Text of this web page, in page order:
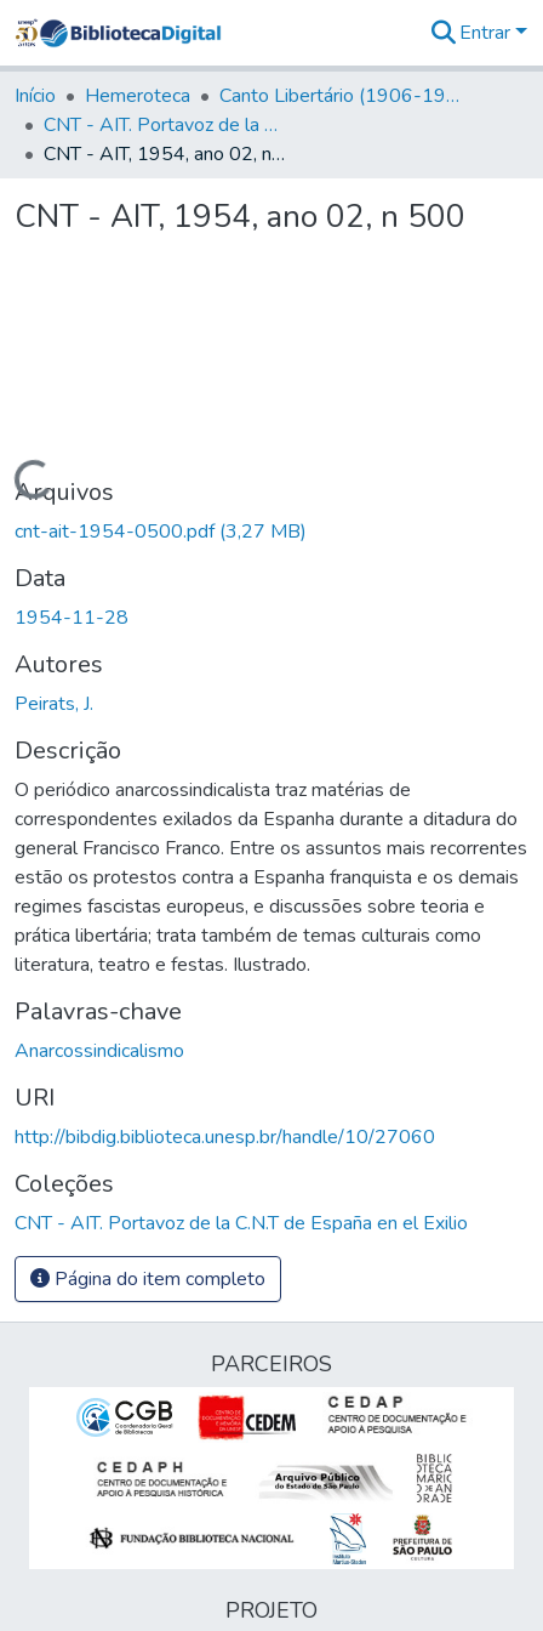
&
Coleções
Tudo na
Biblioteca
Estatísticas
Entrar
Início Hemeroteca
Canto Libertário (1906-1995)
CNT - AIT. Portavoz de la C.N.T de España en el Exilio
CNT - AIT, 1954, ano 02, n 500
CNT - AIT, 1954, ano 02, n 500
Carregando...
Arquivos
cnt-ait-1954-0500.pdf(3,27 MB)
Data
1954-11-28
Autores
Peirats, J.
Descrição
O periódico anarcossindicalista traz matérias de
correspondentes exilados da Espanha durante a ditadura do
general Francisco Franco. Entre os assuntos mais recorrentes
estão os protestos contra a Espanha franquista e os demais
regimes fascistas europeus, e discussões sobre teoria e
prática libertária; trata também de temas culturais como
literatura, teatro e festas. Ilustrado.
Palavras-chave
Anarcossindicalismo
URI
http://bibdig.biblioteca.unesp.br/handle/10/27060
Coleções
CNT - AIT. Portavoz de la C.N.T de España en el Exilio
Página do item completo
PARCEIROS
PROJETO